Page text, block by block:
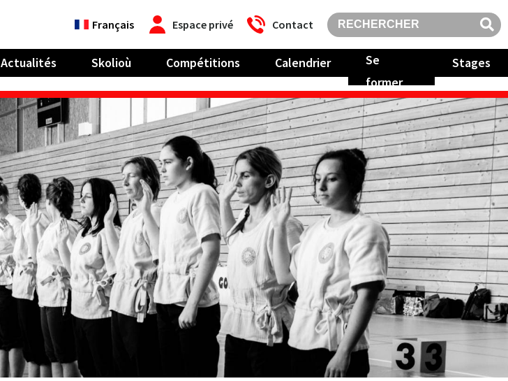
Français Espace privé Contact
Actualités Skolioù Compétitions Calendrier
Se
former
Stages